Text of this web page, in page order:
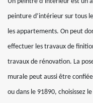
peinture d’intérieur sur tous
les appartements. On peut
effectuer les travaux de
travaux de rénovation. La
murale peut aussi être
ou dans le 91890, choisissez